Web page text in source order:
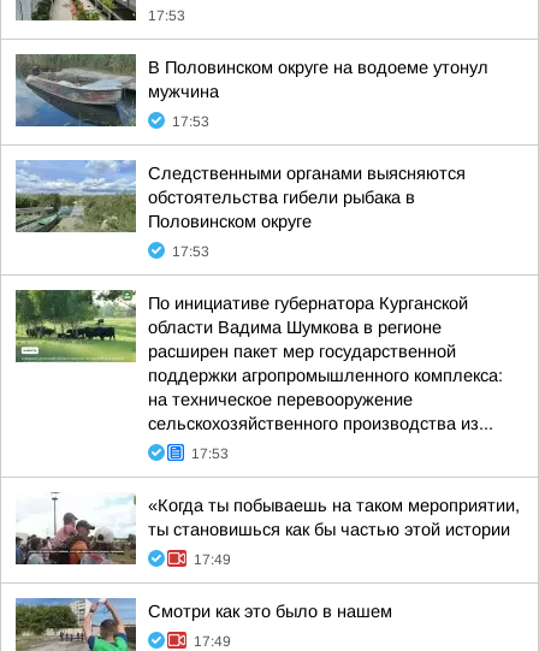
17:53
В Половинском округе на водоеме утонул
мужчина
17:53
Следственными органами выясняются
обстоятельства гибели рыбака в
Половинском округе
17:53
По инициативе губернатора Курганской
области Вадима Шумкова в регионе
расширен пакет мер государственной
поддержки агропромышленного комплекса:
на техническое перевооружение
сельскохозяйственного производства из...
17:53
«Когда ты побываешь на таком мероприятии,
ты становишься как бы частью этой истории
17:49
Смотри как это было в нашем
17:49